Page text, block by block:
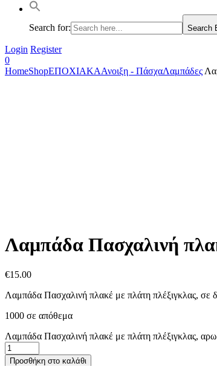
Search for: Search
Login Register
0
HomeShopΕΠΟΧΙΑΚΑΑνοιξη - ΠάσχαΛαμπάδες
Λαμπάδα Πασχαλινή
€15.00
Λαμπάδα Πασχαλινή πλακέ με πλάτη πλέξιγκλας, σε
1000 σε απόθεμα
Λαμπάδα Πασχαλινή πλακέ με πλάτη πλέξιγκλας,
Προσθήκη στο καλάθι